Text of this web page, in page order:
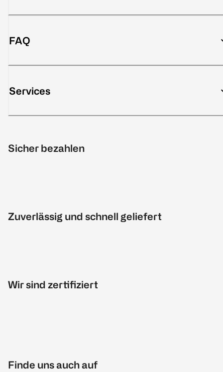
FAQ
Services
Sicher bezahlen
Zuverlässig und schnell geliefert
Wir sind zertifiziert
Finde uns auch auf